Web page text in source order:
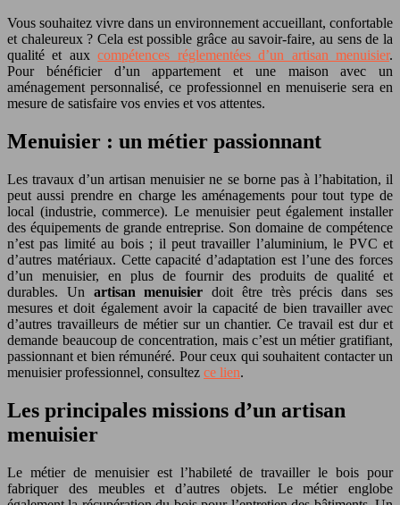
Vous souhaitez vivre dans un environnement accueillant, confortable
et chaleureux ? Cela est possible grâce au savoir-faire, au sens de la
qualité et auxcompétences réglementées d’un artisan menuisier.
Pour bénéficier d’un appartement et une maison avec un
aménagement personnalisé, ce professionnel en menuiserie sera en
mesure de satisfaire vos envies et vos attentes.
Menuisier : un métier passionnant
Les travaux d’un artisan menuisier ne se borne pas à l’habitation, il
peut aussi prendre en charge les aménagements pour tout type de
local (industrie, commerce). Le menuisier peut également installer
des équipements de grande entreprise. Son domaine de compétence
n’est pas limité au bois ; il peut travailler l’aluminium, le PVC et
d’autres matériaux. Cette capacité d’adaptation est l’une des forces
d’un menuisier, en plus de fournir des produits de qualité et
durables. Un artisan menuisier doit être très précis dans ses
mesures et doit également avoir la capacité de bien travailler avec
d’autres travailleurs de métier sur un chantier. Ce travail est dur et
demande beaucoup de concentration, mais c’est un métier gratifiant,
passionnant et bien rémunéré. Pour ceux qui souhaitent contacter un
menuisier professionnel, consultez ce lien.
Les principales missions d’un artisan
menuisier
Le métier de menuisier est l’habileté de travailler le bois pour
fabriquer des meubles et d’autres objets. Le métier englobe